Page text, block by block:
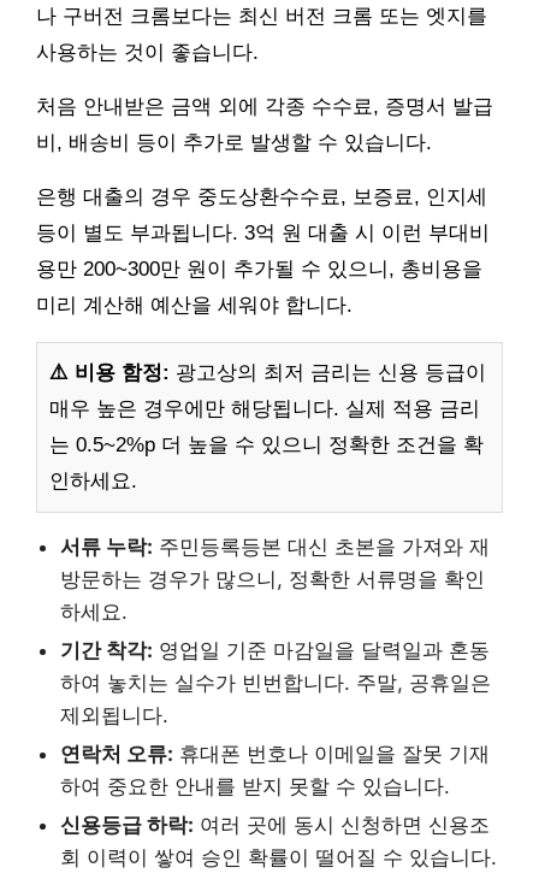
나 구버전 크롬보다는 최신 버전 크롬 또는 엣지를
사용하는 것이 좋습니다.
처음 안내받은 금액 외에 각종 수수료, 증명서 발급
비, 배송비 등이 추가로 발생할 수 있습니다.
은행 대출의 경우 중도상환수수료, 보증료, 인지세
등이 별도 부과됩니다. 3억 원 대출 시 이런 부대비
용만 200~300만 원이 추가될 수 있으니, 총비용을
미리 계산해 예산을 세워야 합니다.
⚠️ 비용 함정: 광고상의 최저 금리는 신용 등급이
매우 높은 경우에만 해당됩니다. 실제 적용 금리
는 0.5~2%p 더 높을 수 있으니 정확한 조건을 확
인하세요.
서류 누락: 주민등록등본 대신 초본을 가져와 재
방문하는 경우가 많으니, 정확한 서류명을 확인
하세요.
기간 착각: 영업일 기준 마감일을 달력일과 혼동
하여 놓치는 실수가 빈번합니다. 주말, 공휴일은
제외됩니다.
연락처 오류: 휴대폰 번호나 이메일을 잘못 기재
하여 중요한 안내를 받지 못할 수 있습니다.
신용등급 하락: 여러 곳에 동시 신청하면 신용조
회 이력이 쌓여 승인 확률이 떨어질 수 있습니다.